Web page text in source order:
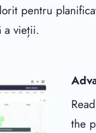
pentru
a vieții.
the